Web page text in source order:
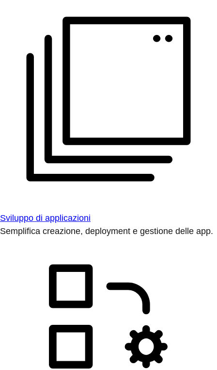
Sviluppo di applicazioni
Semplifica creazione, deployment e gestione delle app.